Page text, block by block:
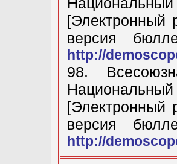
[Электронный
версия
http://
98.
[Электронный
версия
http://